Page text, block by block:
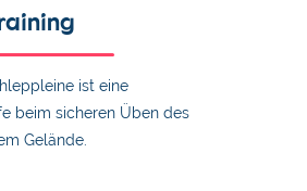
ist eine
beim sicheren Üben des
Gelände.